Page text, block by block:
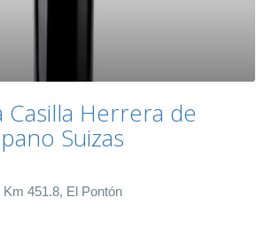
Casilla Herrera de
Suizas
451.8, El Pontón